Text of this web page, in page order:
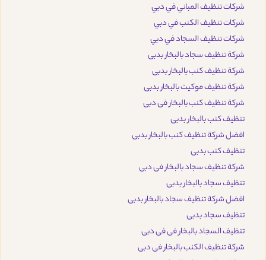
شركات تنظيف المباني في دبي
شركات تنظيف الكنب في دبي
شركات تنظيف السجاد في دبي
شركة تنظيف سجاد بالبخار بدبى
شركة تنظيف كنب بالبخار بدبى
شركة تنظيف موكيت بالبخار بدبى
شركة تنظيف كنب بالبخار فى دبى
تنظيف كنب بالبخار بدبى
افضل شركة تنظيف كنب بالبخار بدبى
تنظيف كنب بدبى
شركة تنظيف سجاد بالبخار فى دبى
تنظيف سجاد بالبخار بدبى
افضل شركة تنظيف سجاد بالبخار بدبى
تنظيف سجاد بدبى
تنظيف السجاد بالبخار فى فى دبى
شركة تنظيف الكنب بالبخار فى دبى